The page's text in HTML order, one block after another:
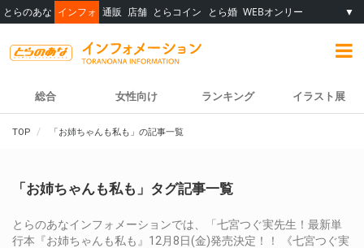
とらのあな インフォ 通販 店舗 とらコイン とら婚 WEBオンリー ▼
総合 女性向け ランキング イラスト展
TOP 「お姉ちゃんも私も」の記事一覧
「お姉ちゃんも私も」タグ記事一覧
とらのあなインフォメーションでは、「七宮つぐ実先生！最新単
行本『お姉ちゃんも私も』12月8日(金)発売決定！！ 《七宮つぐ実